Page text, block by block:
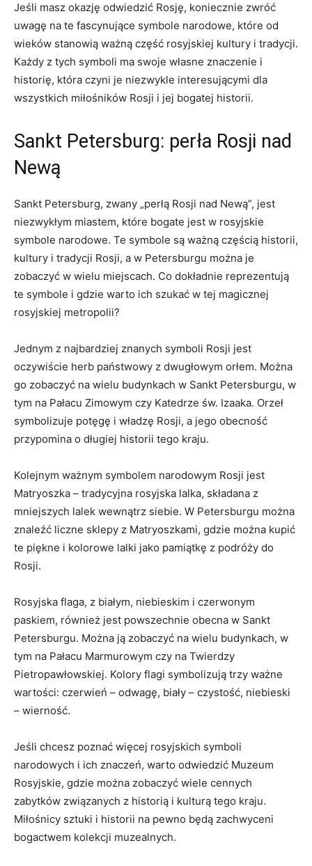
Jeśli masz okazję‍ odwiedzić⁣ Rosję, koniecznie ‍zwróć
uwagę‍ na te ​fascynujące symbole⁣ narodowe, które⁢ od
wieków stanowią ‍ważną część ⁤rosyjskiej⁣ kultury i‍ tradycji.
Każdy z‌ tych symboli ma ‍swoje własne ⁣znaczenie i
historię, która czyni je niezwykle interesującymi dla
wszystkich miłośników Rosji i jej ⁤bogatej historii.
Sankt Petersburg: perła ​Rosji nad
Newą
Sankt Petersburg, zwany „perłą Rosji nad Newą”, jest
niezwykłym miastem, które bogate jest w rosyjskie
symbole narodowe. Te symbole ⁤są ważną częścią historii,
‍kultury ‌i tradycji Rosji,⁢ a w Petersburgu​ można ⁢je
zobaczyć w wielu⁢ miejscach. Co dokładnie reprezentują
te ⁢symbole⁣ i gdzie ⁤warto ​ich szukać w tej ‍magicznej
rosyjskiej metropolii?
Jednym‍ z najbardziej znanych‌ symboli Rosji jest
oczywiście⁢ herb państwowy​ z dwugłowym orłem. Można⁢
go zobaczyć na wielu budynkach⁢ w ​Sankt Petersburgu, ​w
tym na Pałacu ‌Zimowym czy Katedrze ⁢św. Izaaka. Orzeł
symbolizuje⁤ potęgę i władzę ⁤Rosji, a ​jego obecność
przypomina o długiej historii tego kraju.
Kolejnym ważnym symbolem⁣ narodowym Rosji ⁤jest
Matryoszka – tradycyjna rosyjska lalka,‌ składana z
mniejszych⁢ lalek wewnątrz siebie. W Petersburgu można⁣
znaleźć liczne sklepy z Matryoszkami, ‍gdzie można ​kupić
te piękne i kolorowe lalki⁣ jako pamiątkę​ z podróży do
Rosji.
Rosyjska flaga, z białym,‌ niebieskim i czerwonym
paskiem, również jest ⁤powszechnie ⁢obecna w Sankt⁤
Petersburgu. Można ją​ zobaczyć na wielu budynkach, w
tym na Pałacu Marmurowym czy na Twierdzy
Pietropawłowskiej. Kolory flagi symbolizują trzy ważne
wartości: ⁣czerwień – odwagę, biały – czystość, niebieski
– wierność.
Jeśli chcesz poznać⁣ więcej rosyjskich symboli⁤
narodowych‌ i ich znaczeń, warto odwiedzić Muzeum
Rosyjskie, gdzie można zobaczyć wiele ​cennych
zabytków związanych z historią i ‍kulturą tego kraju.
⁣Miłośnicy sztuki‌ i historii na pewno będą​ zachwyceni
bogactwem ⁢kolekcji ​muzealnych.